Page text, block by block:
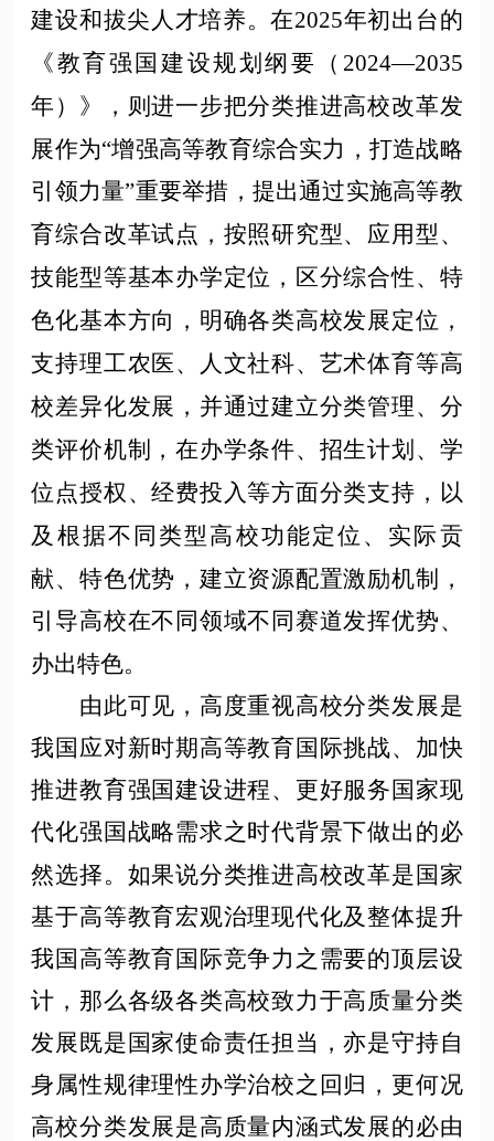
建设和拔尖人才培养。在2025年初出台的
《教育强国建设规划纲要（2024—2035
年）》，则进一步把分类推进高校改革发
展作为“增强高等教育综合实力，打造战略
引领力量”重要举措，提出通过实施高等教
育综合改革试点，按照研究型、应用型、
技能型等基本办学定位，区分综合性、特
色化基本方向，明确各类高校发展定位，
支持理工农医、人文社科、艺术体育等高
校差异化发展，并通过建立分类管理、分
类评价机制，在办学条件、招生计划、学
位点授权、经费投入等方面分类支持，以
及根据不同类型高校功能定位、实际贡
献、特色优势，建立资源配置激励机制，
引导高校在不同领域不同赛道发挥优势、
办出特色。
由此可见，高度重视高校分类发展是
我国应对新时期高等教育国际挑战、加快
推进教育强国建设进程、更好服务国家现
代化强国战略需求之时代背景下做出的必
然选择。如果说分类推进高校改革是国家
基于高等教育宏观治理现代化及整体提升
我国高等教育国际竞争力之需要的顶层设
计，那么各级各类高校致力于高质量分类
发展既是国家使命责任担当，亦是守持自
身属性规律理性办学治校之回归，更何况
高校分类发展是高质量内涵式发展的必由